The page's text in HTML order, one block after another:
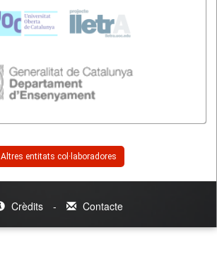
Altres entitats col·laboradores
Crèdits - Contacte